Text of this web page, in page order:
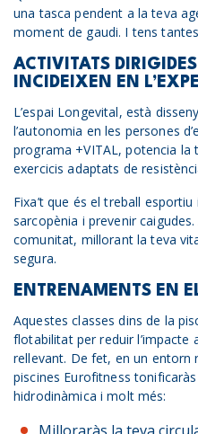
una tasca pendent a la teva
moment de gaudi. I tens
ACTIVITATS
INCIDEIXEN EN
L’espai Longevital, està
l’autonomia en les persones
programa +VITAL, potencia
exercicis adaptats de
Fixa’t que és el treball
sarcopènia i prevenir
comunitat, millorant la teva
segura.
ENTRENAMENTS EN
Aquestes classes dins de la
flotabilitat per reduir l’impacte
rellevant. De fet, en un entorn
piscines Eurofitness
hidrodinàmica i molt més: